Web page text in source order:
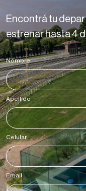
Encontrá tu
estrenar hasta 4
Nombre*
Apellido *
Celular*
Email *